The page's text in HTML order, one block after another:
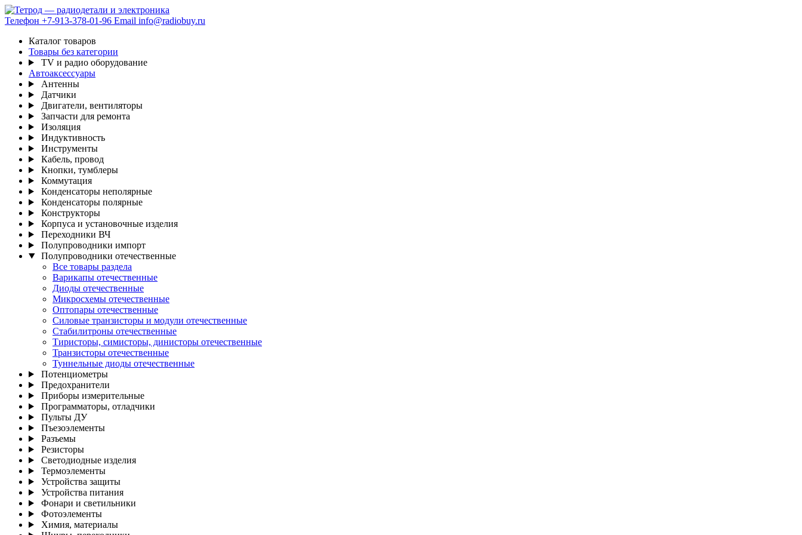
Телефон +7-913-378-01-96 Email info@radiobuy.ru
Каталог товаров
Товары без категории
TV и радио оборудование
Автоаксессуары
Антенны
Датчики
Двигатели, вентиляторы
Запчасти для ремонта
Изоляция
Индуктивность
Инструменты
Кабель, провод
Кнопки, тумблеры
Коммутация
Конденсаторы неполярные
Конденсаторы полярные
Конструкторы
Корпуса и установочные изделия
Переходники ВЧ
Полупроводники импорт
Полупроводники отечественные
Все товары раздела
Варикапы отечественные
Диоды отечественные
Микросхемы отечественные
Оптопары отечественные
Силовые транзисторы и модули отечественные
Стабилитроны отечественные
Тиристоры, симисторы, динисторы отечественные
Транзисторы отечественные
Туннельные диоды отечественные
Потенциометры
Предохранители
Приборы измерительные
Программаторы, отладчики
Пульты ДУ
Пъезоэлементы
Разъемы
Резисторы
Светодиодные изделия
Термоэлементы
Устройства защиты
Устройства питания
Фонари и светильники
Фотоэлементы
Химия, материалы